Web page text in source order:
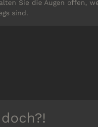
Sie die Augen offen,
sind.